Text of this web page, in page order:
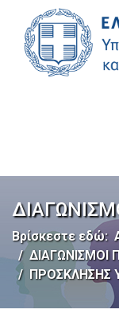
Βρίσκεστε εδώ:
ΔΙΑΓΩΝΙΣΜΟΙ
ΠΡΟΣΚΛΗΣΗΣ